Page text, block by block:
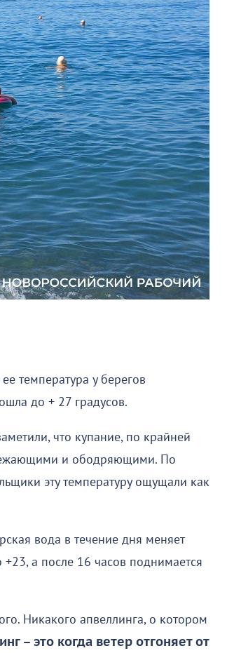
температура у берегов
до + 27 градусов.
что купание, по крайней
и ободряющими. По
эту температуру ощущали как
вода в течение дня меняет
+23, а после 16 часов поднимается
Никакого апвеллинга, о котором
– это когда ветер отгоняет от